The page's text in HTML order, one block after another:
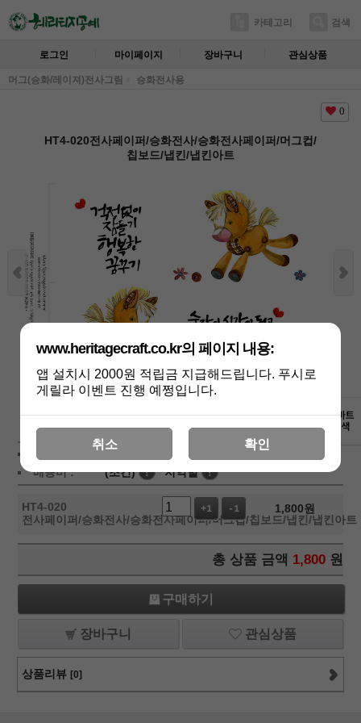
카테고리 검색
로그인 마이페이지 장바구니 관심상품
머그(승화/레이져)전사그림 승화전사용
0
HT4-020전사페이퍼/승화전사/승화전사페이퍼/머그컵/
칩보드/냅킨/냅킨아트
상품가 : 1,800
배송비 :
(조건) ! 지역별 !
HT4-020
전사페이퍼/승화전사/승화전사페이퍼/머그컵/칩보드/냅킨/냅킨아트
+1 -1 1,800원
총 상품 금액 1,800 원
구매하기
장바구니 관심상품
상품리뷰 [0]
www.heritagecraft.co.kr의 페이지 내용:
앱 설치시 2000원 적립금 지급해드립니다. 푸시로
게릴라 이벤트 진행 예쩡입니다.
취소 확인